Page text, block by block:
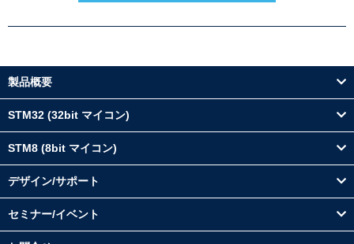
製品概要
STM32 (32bit マイコン)
STM8 (8bit マイコン)
デザイン/サポート
セミナー/イベント